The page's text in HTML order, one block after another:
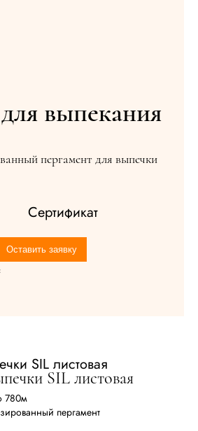
выпекания
пергамент для выпечки
Сертификат
SIL листовая
780м
пергамент